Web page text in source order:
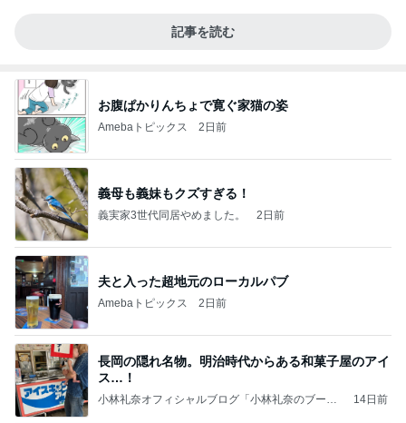
記事を読む
お腹ぱかりんちょで寛ぐ家猫の姿
Amebaトピックス 2日前
義母も義妹もクズすぎる！
義実家3世代同居やめました。 2日前
夫と入った超地元のローカルパブ
Amebaトピックス 2日前
長岡の隠れ名物。明治時代からある和菓子屋のアイ
ス…！
小林礼奈オフィシャルブログ「小林礼奈のブーブ
14日前